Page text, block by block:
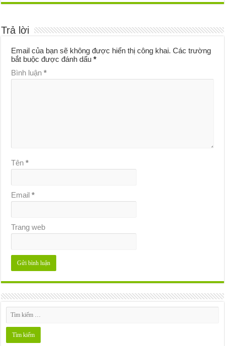
Trả lời
Email của bạn sẽ không được hiển thị công khai. Các trường
bắt buộc được đánh dấu*
Bình luận*
Tên*
Email*
Trang web